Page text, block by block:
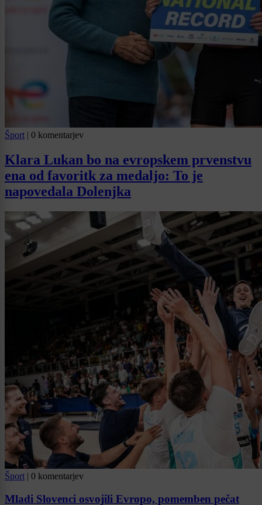
Šport | 0 komentarjev
Klara Lukan bo na evropskem prvenstvu
ena od favoritk za medaljo: To je
napovedala Dolenjka
Šport | 0 komentarjev
Mladi Slovenci osvojili Evropo, pomemben pečat